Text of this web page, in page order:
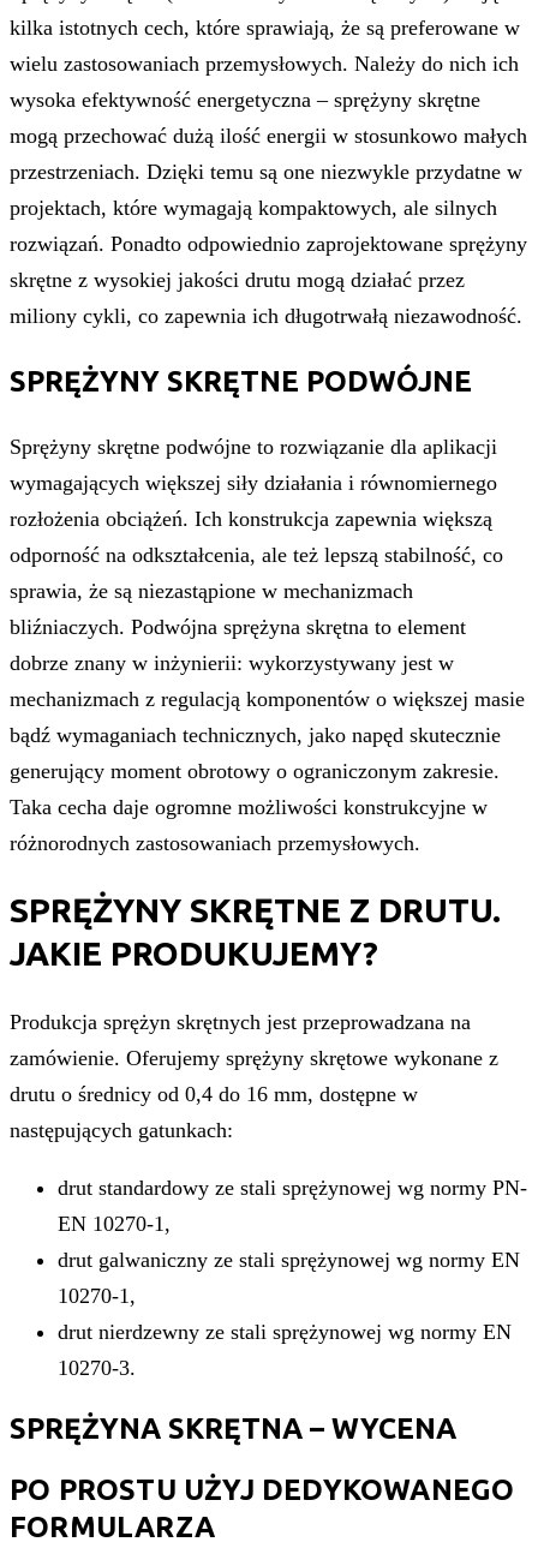
kilka istotnych cech, które sprawiają, że są preferowane w
wielu zastosowaniach przemysłowych. Należy do nich ich
wysoka efektywność energetyczna – sprężyny skrętne
mogą przechować dużą ilość energii w stosunkowo małych
przestrzeniach. Dzięki temu są one niezwykle przydatne w
projektach, które wymagają kompaktowych, ale silnych
rozwiązań. Ponadto odpowiednio zaprojektowane sprężyny
skrętne z wysokiej jakości drutu mogą działać przez
miliony cykli, co zapewnia ich długotrwałą niezawodność.
SPRĘŻYNY SKRĘTNE PODWÓJNE
Sprężyny skrętne podwójne to rozwiązanie dla aplikacji
wymagających większej siły działania i równomiernego
rozłożenia obciążeń. Ich konstrukcja zapewnia większą
odporność na odkształcenia, ale też lepszą stabilność, co
sprawia, że są niezastąpione w mechanizmach
bliźniaczych. Podwójna sprężyna skrętna to element
dobrze znany w inżynierii: wykorzystywany jest w
mechanizmach z regulacją komponentów o większej masie
bądź wymaganiach technicznych, jako napęd skutecznie
generujący moment obrotowy o ograniczonym zakresie.
Taka cecha daje ogromne możliwości konstrukcyjne w
różnorodnych zastosowaniach przemysłowych.
SPRĘŻYNY SKRĘTNE Z DRUTU.
JAKIE PRODUKUJEMY?
Produkcja sprężyn skrętnych jest przeprowadzana na
zamówienie. Oferujemy sprężyny skrętowe wykonane z
drutu o średnicy od 0,4 do 16 mm, dostępne w
następujących gatunkach:
drut standardowy ze stali sprężynowej wg normy PN-
EN 10270-1,
drut galwaniczny ze stali sprężynowej wg normy EN
10270-1,
drut nierdzewny ze stali sprężynowej wg normy EN
10270-3.
SPRĘŻYNA SKRĘTNA – WYCENA
PO PROSTU UŻYJ DEDYKOWANEGO
FORMULARZA